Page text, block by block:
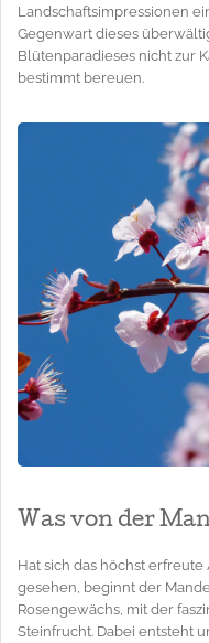
Landschaftsimpressionen
Gegenwart dieses
Blütenparadieses nicht zur
bestimmt bereuen.
Was von der
Hat sich das höchst
gesehen, beginnt der
Rosengewächs, mit der
Steinfrucht. Dabei entsteht